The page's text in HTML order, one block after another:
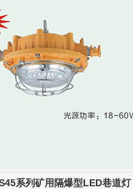
系列矿用隔爆型LED巷道灯